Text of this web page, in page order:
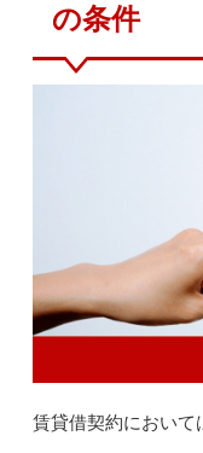
の条件
賃貸借契約において